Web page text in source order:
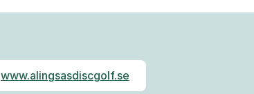
www.alingsasdiscgolf.se